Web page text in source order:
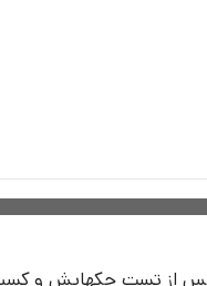
تاییدها و استانداردهای لازم در